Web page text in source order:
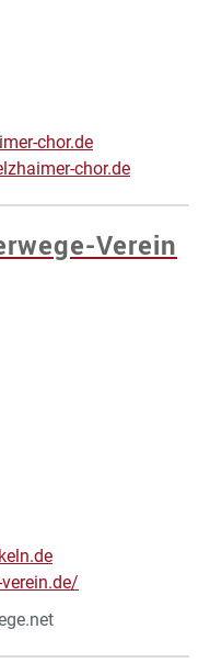
chor.de
chor.de
Verein